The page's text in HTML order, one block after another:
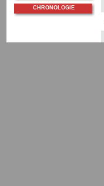
CHRONOLOGIE